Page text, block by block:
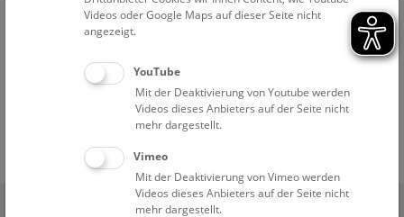
Ticketshop
Videos oder Google Maps auf dieser Seite nicht
angezeigt.
YouTube
Mit der Deaktivierung von Youtube werden
Videos dieses Anbieters auf der Seite nicht
mehr dargestellt.
Vimeo
Mit der Deaktivierung von Vimeo werden
Videos dieses Anbieters auf der Seite nicht
mehr dargestellt.